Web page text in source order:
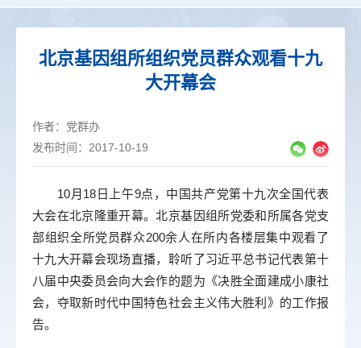
北京基因组所组织党员群众观看十九
大开幕会
作者：党群办
发布时间：2017-10-19
10月 18 日上午9点，中国共产党第十九次全国代表
大会在北京隆重开幕。北京基因组所党委和所属各党支
部组织全所党员群众200余人在所内各楼层集中观看了
十九大开幕会现场直播，聆听了习近平总书记代表第十
八届中央委员会向大会作的题为《决胜全面建成小康社
会，夺取新时代中国特色社会主义伟大胜利》的工作报
告。